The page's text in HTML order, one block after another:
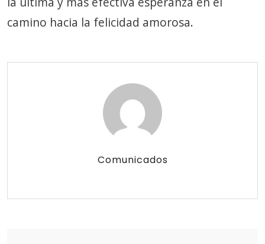
camino hacia la felicidad amorosa.
Comunicados